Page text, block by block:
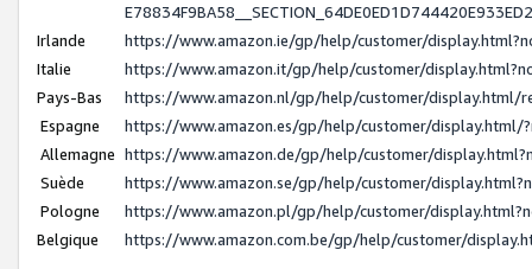
Irlande
https://www.amazon.ie/gp/help/customer/
Italie
https://www.amazon.it/gp/help/customer/
Pays-Bas
https://www.amazon.nl/gp/help/customer/display.html/
Espagne
https://www.amazon.es/gp/help/customer/display.html/
Allemagne https://www.amazon.de/gp/help/customer/
Suède
https://www.amazon.se/gp/help/customer/
Pologne
https://www.amazon.pl/gp/help/customer/
Belgique
https://www.amazon.com.be/gp/help/customer/